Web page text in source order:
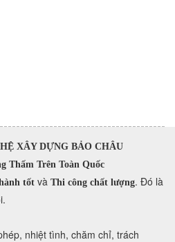
XÂY DỰNG BẢO CHÂU
Thấm Trên Toàn Quốc
tốt và Thi công chất lượng. Đó là
nhiệt tình, chăm chỉ, trách